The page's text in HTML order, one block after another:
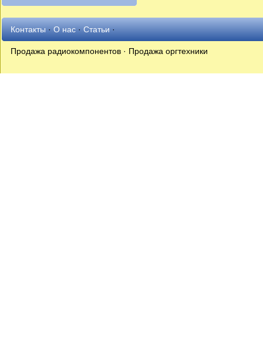
Контакты·О нас·Статьи·
Продажа радиокомпонентов · Продажа оргтехники